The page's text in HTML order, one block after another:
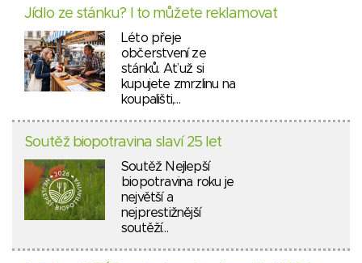
Jídlo ze stánku? I to můžete reklamovat
Léto přeje
občerstvení ze
stánků. Ať už si
kupujete zmrzlinu na
koupališti,…
Soutěž biopotravina slaví 25 let
Soutěž Nejlepší
biopotravina roku je
největší a
nejprestižnější
soutěží…